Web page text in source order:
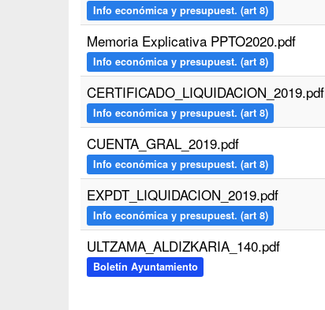
Info económica y presupuest. (art 8)
Memoria Explicativa PPTO2020.pdf
Info económica y presupuest. (art 8)
CERTIFICADO_LIQUIDACION_2019.pdf
Info económica y presupuest. (art 8)
CUENTA_GRAL_2019.pdf
Info económica y presupuest. (art 8)
EXPDT_LIQUIDACION_2019.pdf
Info económica y presupuest. (art 8)
ULTZAMA_ALDIZKARIA_140.pdf
Boletín Ayuntamiento